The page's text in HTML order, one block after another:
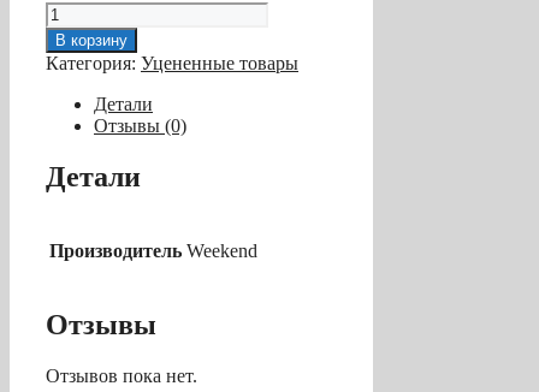
Количество
товара
Теннисный
стол
всепогодный
"Winner
600
Outdoor"
152,5
см)
с
D2
В корзину
Категория: Уцененные товары
Детали
Отзывы (0)
Детали
Производитель Weekend
Отзывы
Отзывов пока нет.